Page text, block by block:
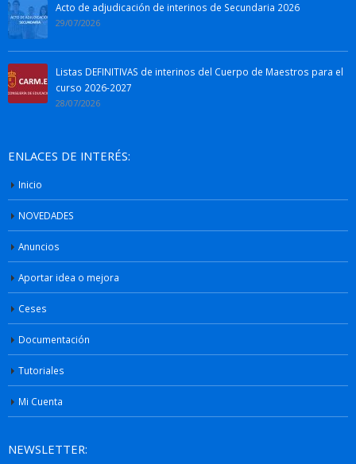
Acto de adjudicación de interinos de Secundaria 2026
29/07/2026
Listas DEFINITIVAS de interinos del Cuerpo de Maestros para el
curso 2026-2027
28/07/2026
ENLACES DE INTERÉS:
Inicio
NOVEDADES
Anuncios
Aportar idea o mejora
Ceses
Documentación
Tutoriales
Mi Cuenta
NEWSLETTER: